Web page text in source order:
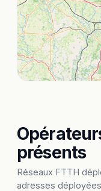
présents
Réseaux FTTH
adresses